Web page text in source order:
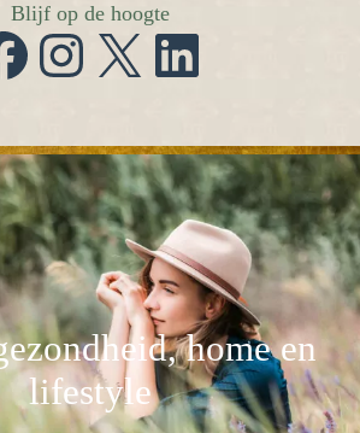
Blijf op de hoogte
Instagram
X LinkedIn
home en
lifestyle